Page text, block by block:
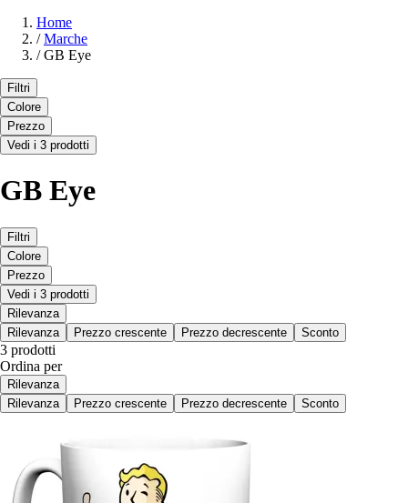
Home
/ Marche
/ GB Eye
Filtri
Colore
Prezzo
Vedi i 3 prodotti
GB Eye
Filtri
Colore
Prezzo
Vedi i 3 prodotti
Rilevanza
Rilevanza
Prezzo crescente Prezzo decrescente Sconto
3 prodotti
Ordina per
Rilevanza
Rilevanza
Prezzo crescente Prezzo decrescente Sconto